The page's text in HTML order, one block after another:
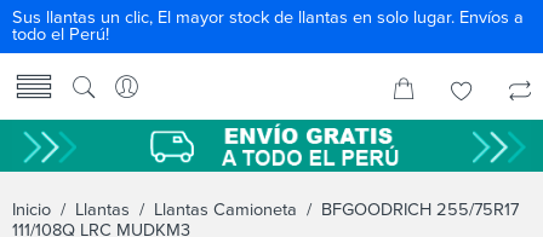
Sus llantas un clic, El mayor stock de llantas en solo lugar. Envíos a
todo el Perú!
Inicio / Llantas / Llantas Camioneta / BFGOODRICH 255/75R17
111/108Q LRC MUDKM3